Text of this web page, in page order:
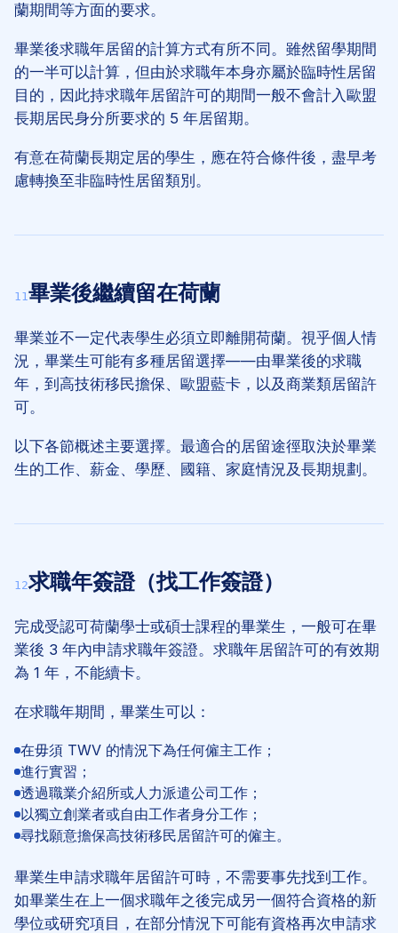
蘭期間等方面的要求。
畢業後求職年居留的計算方式有所不同。雖然留學期間
的一半可以計算，但由於求職年本身亦屬於臨時性居留
目的，因此持求職年居留許可的期間一般不會計入歐盟
長期居民身分所要求的 5 年居留期。
有意在荷蘭長期定居的學生，應在符合條件後，盡早考
慮轉換至非臨時性居留類別。
11畢業後繼續留在荷蘭
畢業並不一定代表學生必須立即離開荷蘭。視乎個人情
況，畢業生可能有多種居留選擇——由畢業後的求職
年，到高技術移民擔保、歐盟藍卡，以及商業類居留許
可。
以下各節概述主要選擇。最適合的居留途徑取決於畢業
生的工作、薪金、學歷、國籍、家庭情況及長期規劃。
12求職年簽證（找工作簽證）
完成受認可荷蘭學士或碩士課程的畢業生，一般可在畢
業後 3 年內申請求職年簽證。求職年居留許可的有效期
為 1 年，不能續卡。
在求職年期間，畢業生可以：
在毋須 TWV 的情況下為任何僱主工作；
進行實習；
透過職業介紹所或人力派遣公司工作；
以獨立創業者或自由工作者身分工作；
尋找願意擔保高技術移民居留許可的僱主。
畢業生申請求職年居留許可時，不需要事先找到工作。
如畢業生在上一個求職年之後完成另一個符合資格的新
學位或研究項目，在部分情況下可能有資格再次申請求